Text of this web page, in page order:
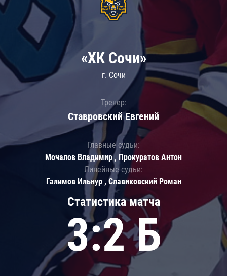
Статистика матча
3:2 Б
«ХК Сочи»
г. Сочи
Тренер:
Ставровский Евгений
Главные судьи:
Мочалов Владимир , Прокуратов Антон
Линейные судьи:
Галимов Ильнур , Славиковский Роман